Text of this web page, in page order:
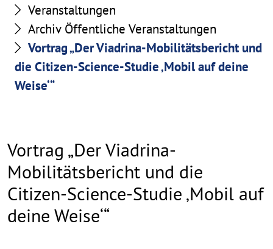
Veranstaltungen
Archiv Öffentliche Veranstaltungen
Vortrag „Der Viadrina-Mobilitätsbericht und
die Citizen-Science-Studie ‚Mobil auf deine
Weise‘“
Vortrag „Der Viadrina-
Mobilitätsbericht und die
Citizen-Science-Studie ‚Mobil auf
deine Weise‘“